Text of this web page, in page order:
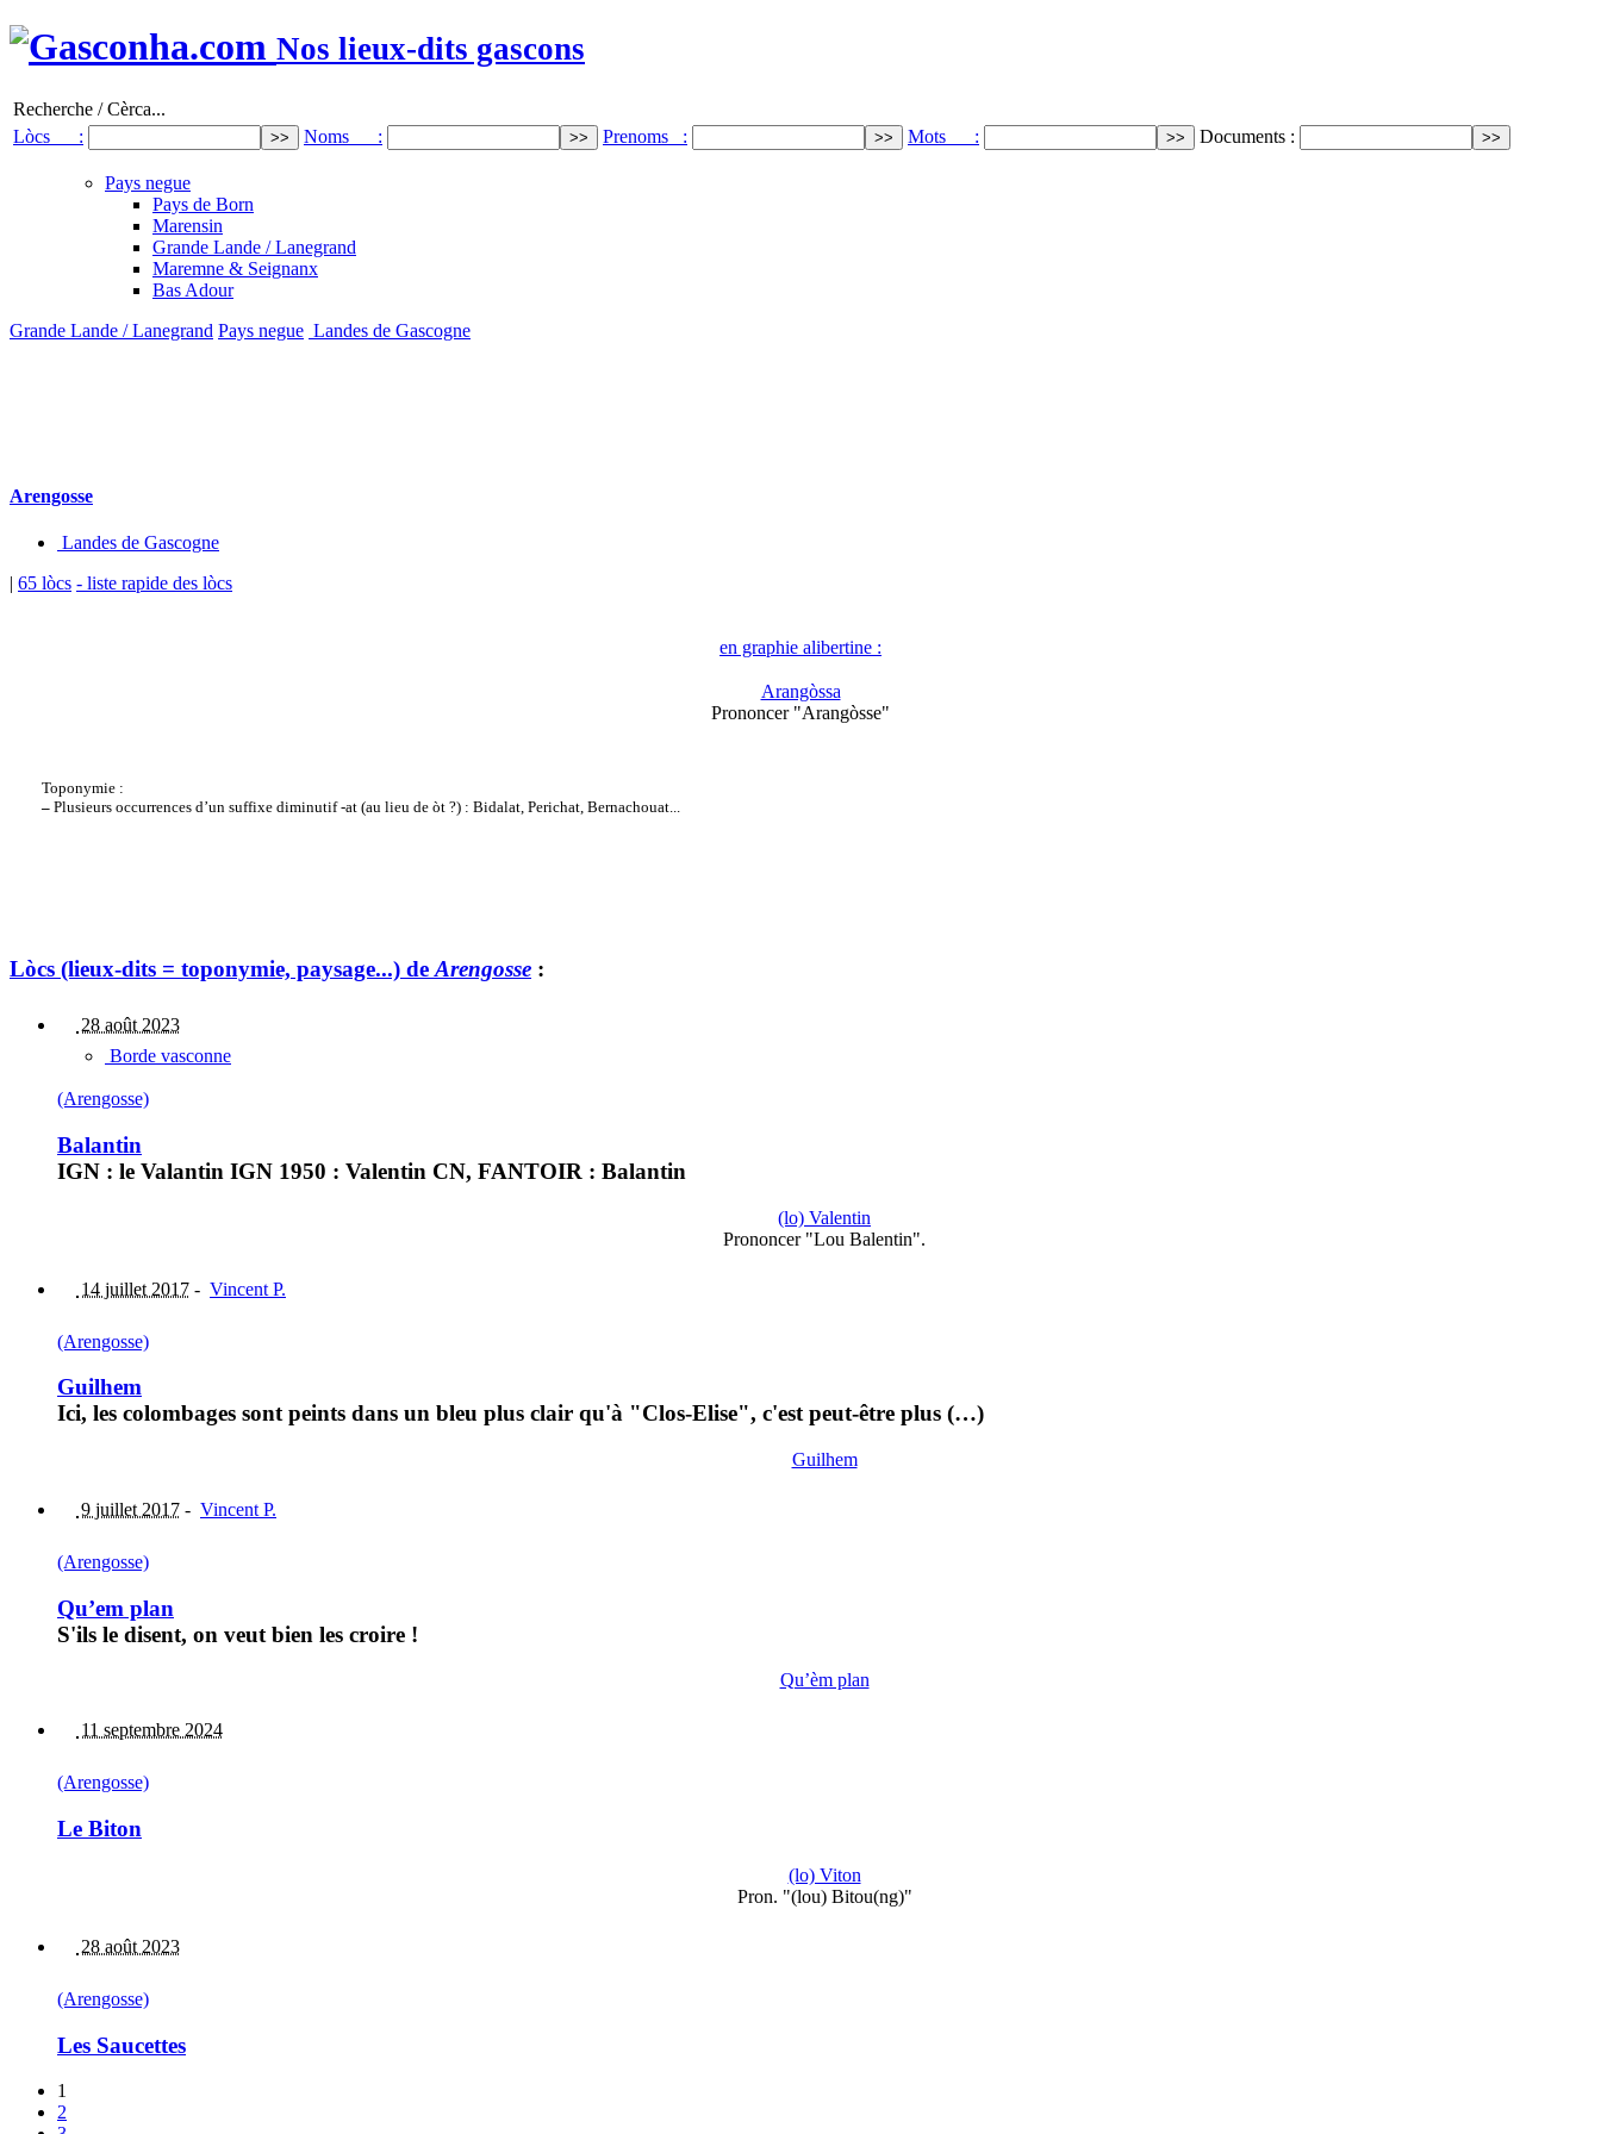
Nos lieux-dits gascons
Recherche / Cèrca...
Lòcs :
Noms : Prenoms : Mots : Documents :
Pays negue
Pays de Born
Marensin
Grande Lande / Lanegrand
Maremne & Seignanx
Bas Adour
Grande Lande / Lanegrand Pays negue Landes de Gascogne
Arengosse
Landes de Gascogne
| 65 lòcs - liste rapide des lòcs
en graphie alibertine :
Arangòssa
Prononcer "Arangòsse"
Toponymie :
–Plusieurs occurrences d’un suffixe diminutif -at (au lieu de òt ?) : Bidalat, Perichat, Bernachouat...
Lòcs (lieux-dits = toponymie, paysage...) deArengosse :
28 août 2023
Borde vasconne
(Arengosse)
Balantin
IGN : le Valantin IGN 1950 : Valentin CN, FANTOIR : Balantin
(lo) Valentin
Prononcer "Lou Balentin".
14 juillet 2017 - Vincent P.
(Arengosse)
Guilhem
Ici, les colombages sont peints dans un bleu plus clair qu'à "Clos-Elise", c'est peut-être plus (…)
Guilhem
9 juillet 2017 - Vincent P.
(Arengosse)
Qu’em plan
S'ils le disent, on veut bien les croire !
Qu’èm plan
11 septembre 2024
(Arengosse)
Le Biton
(lo) Viton
Pron. "(lou) Bitou(ng)"
28 août 2023
(Arengosse)
Les Saucettes
1
2